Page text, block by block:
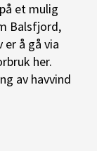
et mulig
Balsfjord,
å gå via
her.
av havvind